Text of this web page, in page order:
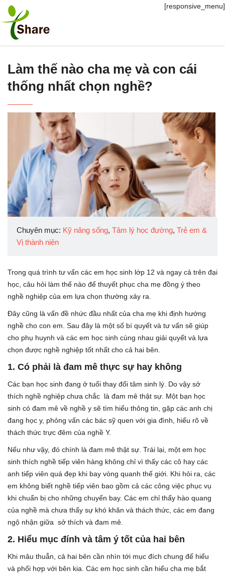
[responsive_menu]
Làm thế nào cha mẹ và con cái
thống nhất chọn nghề?
Chuyên mục: Kỹ năng sống, Tâm lý học đường, Trẻ em &
Vị thành niên
Trong quá trình tư vấn các em học sinh lớp 12 và ngay cả trên đại
học, câu hỏi làm thế nào để thuyết phục cha mẹ đồng ý theo
nghề nghiệp của em lựa chọn thường xảy ra.
Đây cũng là vấn đề nhức đầu nhất của cha mẹ khi định hướng
nghề cho con em. Sau đây là một số bí quyết và tư vấn sẽ giúp
cho phụ huynh và các em học sinh cùng nhau giải quyết và lựa
chọn được nghề nghiệp tốt nhất cho cả hai bên.
1. Có phải là đam mê thực sự hay không
Các bạn học sinh đang ở tuổi thay đổi tâm sinh lý. Do vậy sở
thích nghề nghiệp chưa chắc là đam mê thật sự. Một bạn học
sinh có đam mê về nghề y sẽ tìm hiểu thông tin, gặp các anh chị
đang học y, phỏng vấn các bác sỹ quen với gia đình, hiểu rõ về
thách thức trực đêm của nghề Y.
Nếu như vậy, đó chính là đam mê thật sự. Trái lại, một em học
sinh thích nghề tiếp viên hàng không chỉ vì thấy các cô hay các
anh tiếp viên quá đẹp khi bay vòng quanh thế giới. Khi hỏi ra, các
em không biết nghề tiếp viên bao gồm cả các công việc phục vụ
khi chuẩn bị cho những chuyến bay. Các em chỉ thấy hào quang
của nghề mà chưa thấy sự khó khăn và thách thức, các em đang
ngộ nhận giữa sở thích và đam mê.
2. Hiểu mục đính và tâm ý tốt của hai bên
Khi mâu thuẫn, cả hai bên cần nhìn tới mục đích chung để hiểu
và phối hợp với bên kia. Các em học sinh cần hiểu cha mẹ bắt